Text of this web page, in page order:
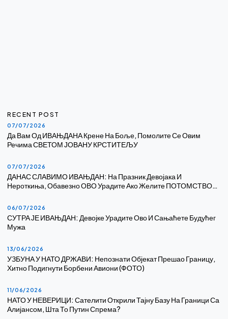
RECENT POST
07/07/2026
Да Вам Од ИВАЊДАНА Крене На Боље, Помолите Се Овим
Речима СВЕТОМ ЈОВАНУ КРСТИТЕЉУ
07/07/2026
ДАНАС СЛАВИМО ИВАЊДАН: На Празник Девојака И
Нероткиња, Обавезно ОВО Урадите Ако Желите ПОТОМСТВО…
06/07/2026
СУТРА ЈЕ ИВАЊДАН: Девојке Урадите Ово И Сањаћете Будућег
Мужа
13/06/2026
УЗБУНА У НАТО ДРЖАВИ: Непознати Објекат Прешао Границу,
Хитно Подигнути Борбени Авиони (ФОТО)
11/06/2026
НАТО У НЕВЕРИЦИ: Сателити Открили Тајну Базу На Граници Са
Алијансом, Шта То Путин Спрема?